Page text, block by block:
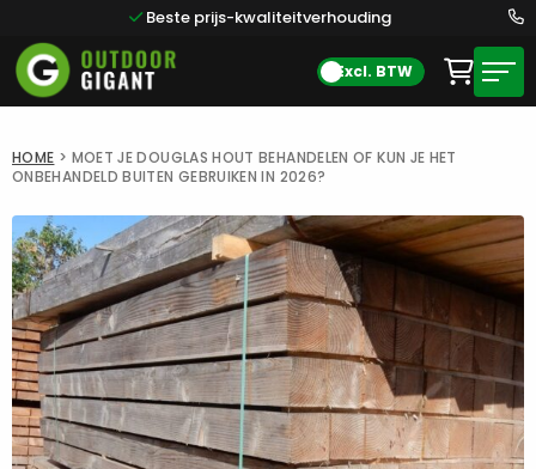
Beste prijs-kwaliteitverhouding
Excl. BTW
HOME > MOET JE DOUGLAS HOUT BEHANDELEN OF KUN JE HET
ONBEHANDELD BUITEN GEBRUIKEN IN 2026?